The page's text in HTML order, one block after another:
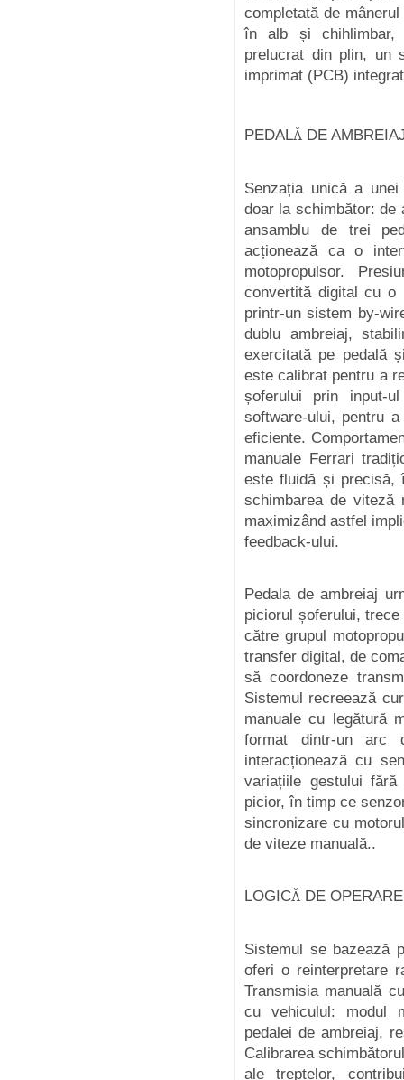
completată de
în alb și chihlimbar,
prelucrat din plin, un
imprimat (PCB)
PEDALĂ DE
Senzația unică a
doar la schimbător: de
ansamblu de trei
acționează ca o
motopropulsor.
convertită digital cu o
printr-un sistem by-
dublu ambreiaj,
exercitată pe pedală
este calibrat pentru a
șoferului prin input-
software-ului, pentru
eficiente.
manuale Ferrari
este fluidă și precisă,
schimbarea de viteză
maximizând astfel
feedback-ului.
Pedala de ambreiaj
piciorul șoferului,
către grupul
transfer digital, de
să coordoneze
Sistemul recreează
manuale cu legătură
format dintr-un arc
interacționează cu
variațiile gestului
picior, în timp ce
sincronizare cu
de viteze manuală..
LOGICĂ DE OPERARE
Sistemul se bazează
oferi o reinterpretare
Transmisia manuală
cu vehiculul: modul
pedalei de ambreiaj,
Calibrarea
ale treptelor,